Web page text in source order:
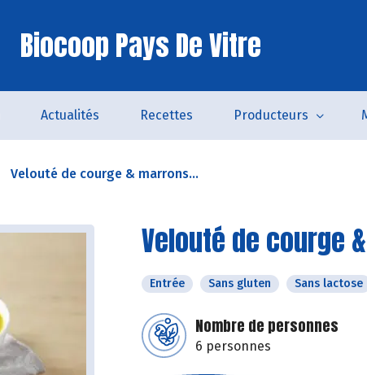
Biocoop Pays De Vitre
Actualités Recettes Producteurs
Velouté de courge & marrons...
Velouté de courge
Entrée Sans gluten Sans lactose
Nombre de personnes
6 personnes